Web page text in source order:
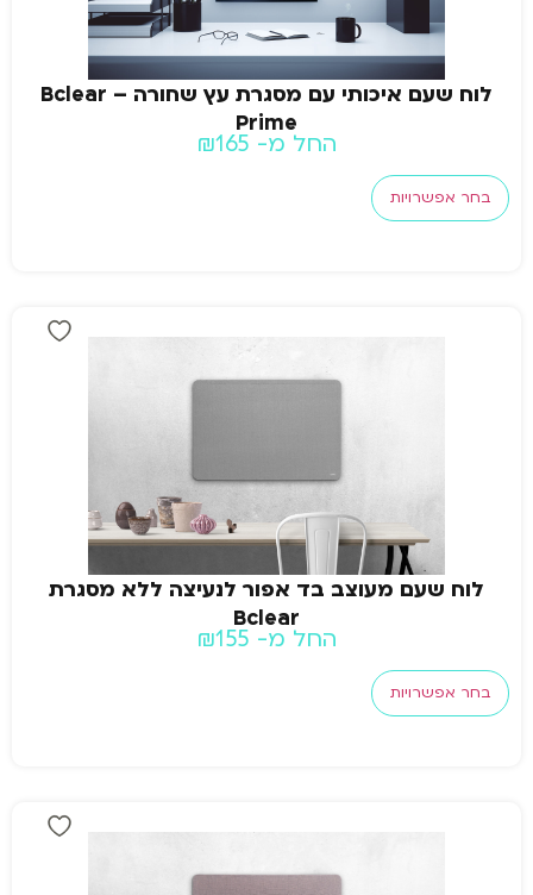
לוח שעם איכותי עם מסגרת עץ שחורה – Bclear
Prime
החל מ- ₪165
בחר אפשרויות
לוח שעם מעוצב בד אפור לנעיצה ללא מסגרת
Bclear
החל מ- ₪155
בחר אפשרויות